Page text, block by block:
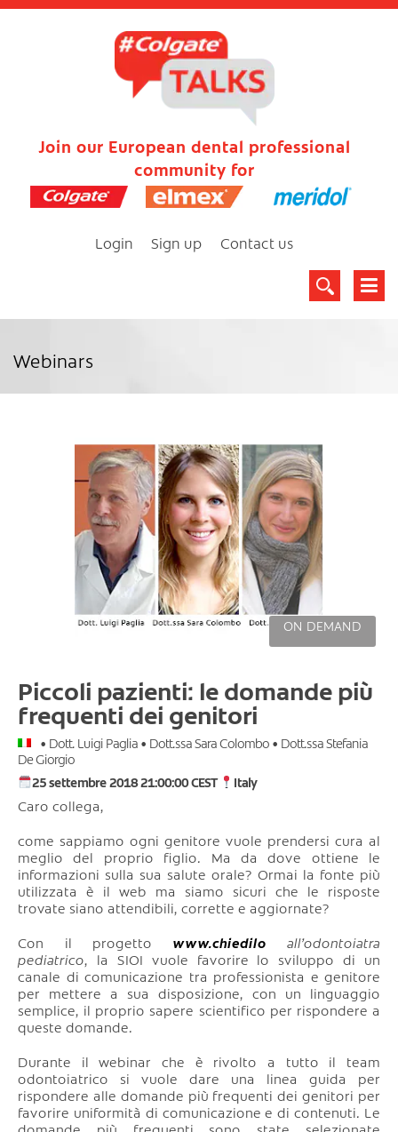
Join our European dental professional
community for
Login Sign up Contact us
Webinars
ON DEMAND
Piccoli pazienti: le domande più
frequenti dei genitori
• Dott. Luigi Paglia • Dott.ssa Sara Colombo • Dott.ssa Stefania
De Giorgio
25 settembre 2018 21:00:00 CEST
Italy
Caro collega,
come sappiamo ogni genitore vuole prendersi cura al
meglio del proprio figlio. Ma da dove ottiene le
informazioni sulla sua salute orale? Ormai la fonte più
utilizzata è il web ma siamo sicuri che le risposte
trovate siano attendibili, corrette e aggiornate?
Con il progetto
www.chiedilo
all’odontoiatra
pediatrico, la SIOI vuole favorire lo sviluppo di un
canale di comunicazione tra professionista e genitore
per mettere a sua disposizione, con un linguaggio
semplice, il proprio sapere scientifico per rispondere a
queste domande.
Durante il webinar che è rivolto a tutto il team
odontoiatrico si vuole dare una linea guida per
rispondere alle domande più frequenti dei genitori per
favorire uniformità di comunicazione e di contenuti. Le